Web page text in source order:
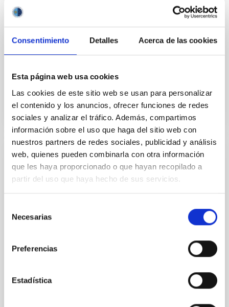
Consentimiento Detalles Acerca de las cookies
Esta página web usa cookies
Las cookies de este sitio web se usan para personalizar
el contenido y los anuncios, ofrecer funciones de redes
sociales y analizar el tráfico. Además, compartimos
información sobre el uso que haga del sitio web con
nuestros partners de redes sociales, publicidad y análisis
web, quienes pueden combinarla con otra información
que les haya proporcionado o que hayan recopilado a
partir del uso que haya hecho de sus servicios.
Necesarias
Preferencias
Estadística
We present the analysis of the magnetic field (B-
PUBLICACIÓN
Extragalactic Magnetism with SOFIA
(SALSA Legacy Program): The Magnetic
Medium of the Antennae Galaxies
for galaxy growth, perturbing the gas dynamics and